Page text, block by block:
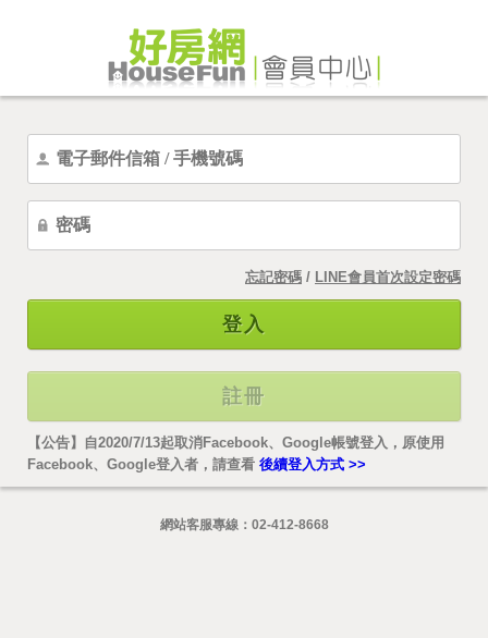
忘記密碼 / LINE會員首次設定密碼
登入
註冊
【公告】自2020/7/13起取消Facebook、Google帳號登入，原使用
Facebook、Google登入者，請查看 後續登入方式 >>
網站客服專線： 02-412-8668